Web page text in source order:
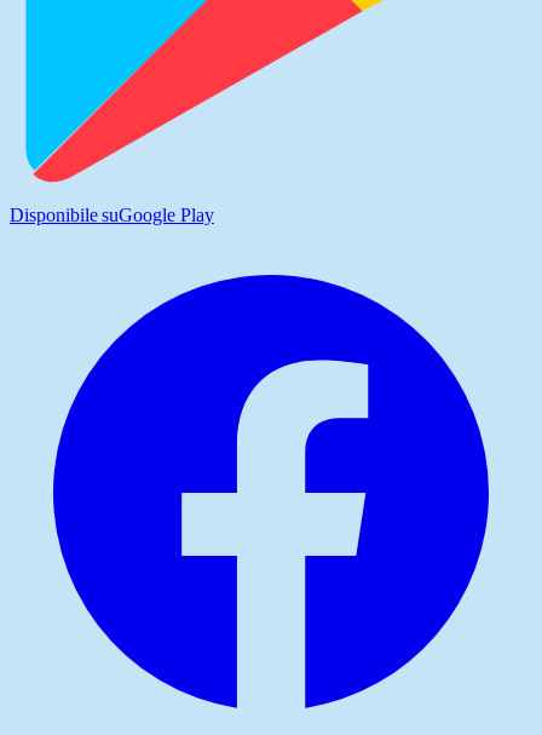
Disponibile suGoogle Play